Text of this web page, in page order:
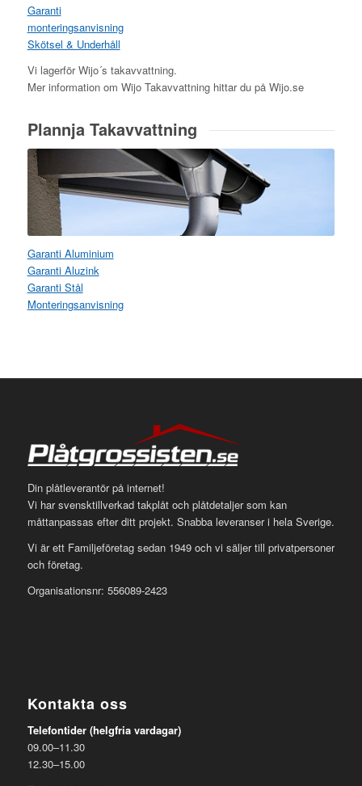
Garanti
monteringsanvisning
Skötsel & Underhåll
Vi lagerför Wijo´s takavvattning.
Mer information om Wijo Takavvattning hittar du på Wijo.se
Plannja Takavvattning
Garanti Aluminium
Garanti Aluzink
Garanti Stål
Monteringsanvisning
Din plåtleverantör på internet!
Vi har svensktillverkad takplåt och plåtdetaljer som kan
måttanpassas efter ditt projekt. Snabba leveranser i hela Sverige.
Vi är ett Familjeföretag sedan 1949 och vi säljer till privatpersoner
och företag.
Organisationsnr: 556089-2423
Kontakta oss
Telefontider (helgfria vardagar)
09.00–11.30
12.30–15.00